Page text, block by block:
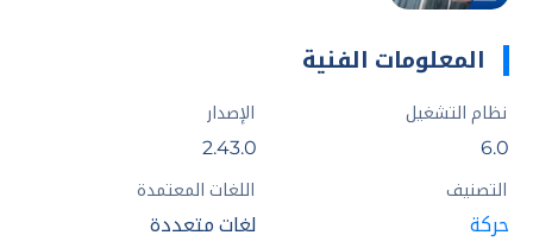
المعلومات الفنية
نظام التشغيل
6.0
الإصدار
2.43.0
التصنيف
حركة
اللغات المعتمدة
لغات متعددة